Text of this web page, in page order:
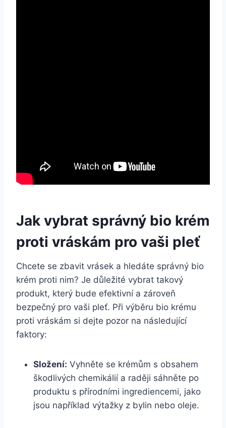
Jak vybrat správný bio krém
proti vráskám pro vaši pleť
Chcete ⁢se zbavit vrásek a hledáte správný bio
krém proti nim? Je důležité vybrat takový
produkt, který bude efektivní a zároveň
bezpečný pro vaši pleť. Při výběru bio krému
proti vráskám si dejte ‌pozor na následující
faktory:
Složení: ‌Vyhněte se ‌krémům⁢ s obsahem
škodlivých chemikálií a raději sáhněte po
produktu s přírodními ingrediencemi, jako
⁢jsou například výtažky⁢ z bylin ​nebo oleje.